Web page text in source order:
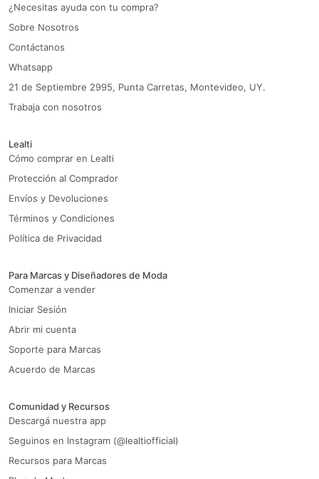
¿Necesitas ayuda con tu compra?
Sobre Nosotros
Contáctanos
Whatsapp
21 de Septiembre 2995, Punta Carretas, Montevideo, UY.
Trabaja con nosotros
Lealti
Cómo comprar en Lealti
Protección al Comprador
Envíos y Devoluciones
Términos y Condiciones
Política de Privacidad
Para Marcas y Diseñadores de Moda
Comenzar a vender
Iniciar Sesión
Abrir mi cuenta
Soporte para Marcas
Acuerdo de Marcas
Comunidad y Recursos
Descargá nuestra app
Seguinos en Instagram (@lealtiofficial)
Recursos para Marcas